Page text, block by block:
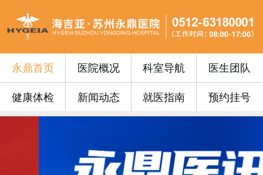
永鼎首页 医院概况 科室导航 医生团队
健康体检 新闻动态 就医指南 预约挂号
便民公告｜我院便民门诊挂号费0元！...
便民公告丨苏州永鼎医院早7点开设早门...